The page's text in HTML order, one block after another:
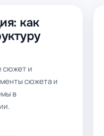
как
сюжет и
сюжета и
в